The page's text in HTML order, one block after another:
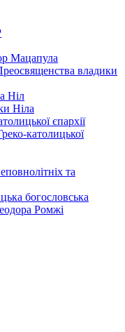
Мацапула
владики
Ніл
Ніла
єпархії
католицької
та
богословська
Ромжі